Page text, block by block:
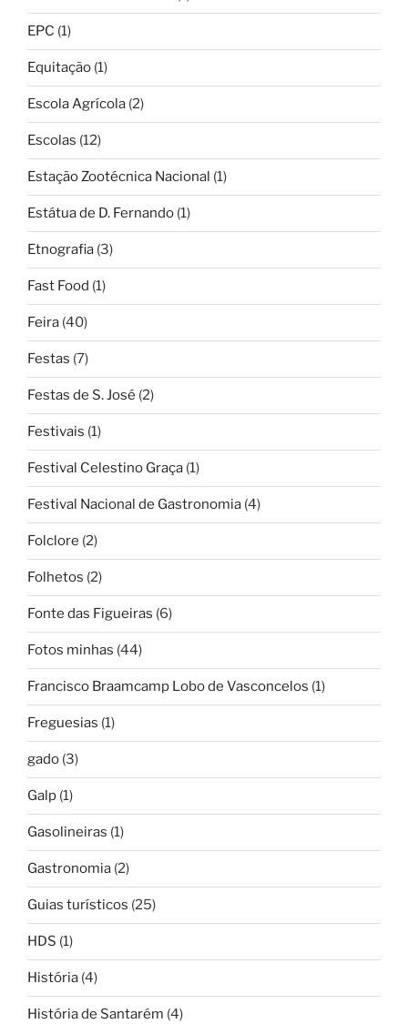
EPC (1)
Equitação (1)
Escola Agrícola (2)
Escolas (12)
Estação Zootécnica Nacional (1)
Estátua de D. Fernando (1)
Etnografia (3)
Fast Food (1)
Feira (40)
Festas (7)
Festas de S. José (2)
Festivais (1)
Festival Celestino Graça (1)
Festival Nacional de Gastronomia (4)
Folclore (2)
Folhetos (2)
Fonte das Figueiras (6)
Fotos minhas (44)
Francisco Braamcamp Lobo de Vasconcelos (1)
Freguesias (1)
gado (3)
Galp (1)
Gasolineiras (1)
Gastronomia (2)
Guias turísticos (25)
HDS (1)
História (4)
História de Santarém (4)